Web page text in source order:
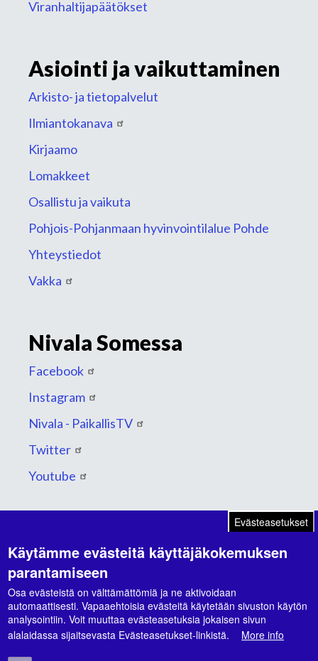
Viranhaltijapäätökset
Asiointi ja vaikuttaminen
Arkisto- ja tietopalvelut
Ilmiantokanava
Kirjaamo
Lomakkeet
Osallistu ja vaikuta
Pohjois-Pohjanmaan hyvinvointilalue Pohde
Yhteystiedot
Vakka
Nivala Somessa
Facebook
Instagram
Nivala - PaikallisTV
Twitter
Youtube
Suunnitelmat ja ohjelmat
Kaupunkikonsernin strategia 2026-2030
Hyvinvointikertomus 2021-2024
Hyvinvointisuunnitelma 2026-2029
Evästeasetukset
Käytämme evästeitä käyttäjäkokemuksen
parantamiseen
Osa evästeistä on välttämättömiä ja ne aktivoidaan
automaattisesti. Vapaaehtoisia evästeitä käytetään sivuston käytön
analysointiin. Voit muuttaa evästeasetuksia jokaisen sivun
alalaidassa sijaitsevasta Evästeasetukset-linkistä.
More info